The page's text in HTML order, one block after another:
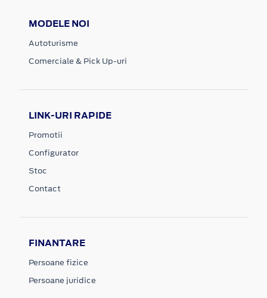
MODELE NOI
Autoturisme
Comerciale & Pick Up-uri
LINK-URI RAPIDE
Promotii
Configurator
Stoc
Contact
FINANTARE
Persoane fizice
Persoane juridice